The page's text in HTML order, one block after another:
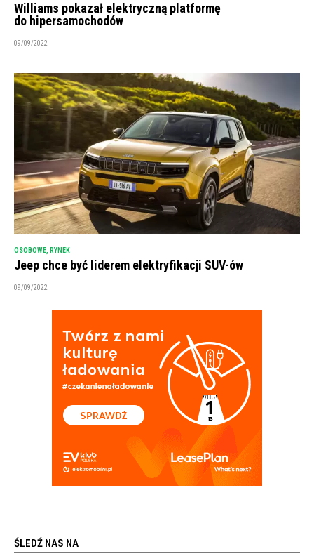
Williams pokazał elektryczną platformę
do hipersamochodów
09/09/2022
OSOBOWE RYNEK
Jeep chce być liderem elektryfikacji SUV-ów
09/09/2022
ŚLEDŹ NAS NA